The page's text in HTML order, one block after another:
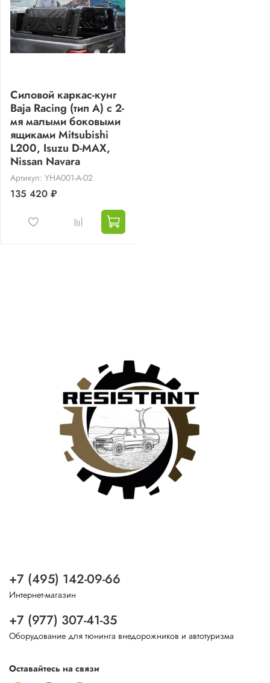
Силовой каркас-кунг
Baja Racing (тип А) с 2-
мя малыми боковыми
ящиками Mitsubishi
L200, Isuzu D-MAX,
Nissan Navara
Артикул: YHA001-A-02
135 420 ₽
+7 (495) 142-09-66
Интернет-магазин
+7 (977) 307-41-35
Оборудование для тюнинга внедорожников и автотуризма
Оставайтесь на связи